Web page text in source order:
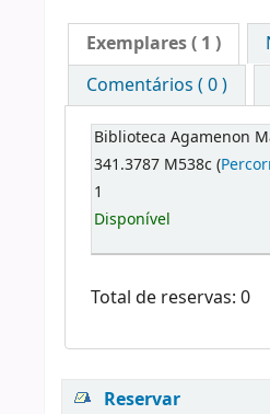
Exemplares( 1 )
Comentários ( 0 )
Biblioteca Agamenon
341.3787 M538c (
1
Disponível
Total de reservas: 0
Reservar